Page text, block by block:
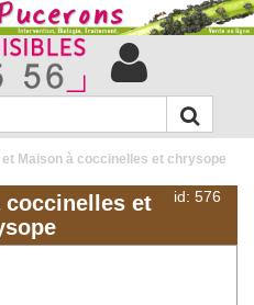
Maison à coccinelles et chrysope
id: 576
coccinelles et